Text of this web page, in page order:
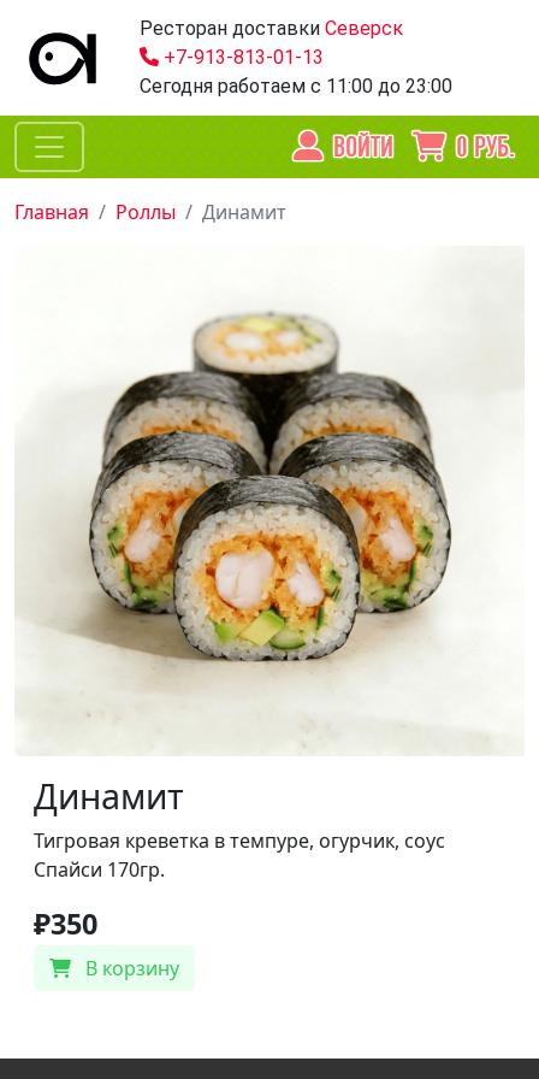
Ресторан доставки Северск
+7-913-813-01-13
Сегодня работаем с 11:00 до 23:00
ВОЙТИ 0РУБ.
Главная Роллы Динамит
Динамит
Тигровая креветка в темпуре, огурчик, соус
Спайси 170гр.
₽350
В корзину